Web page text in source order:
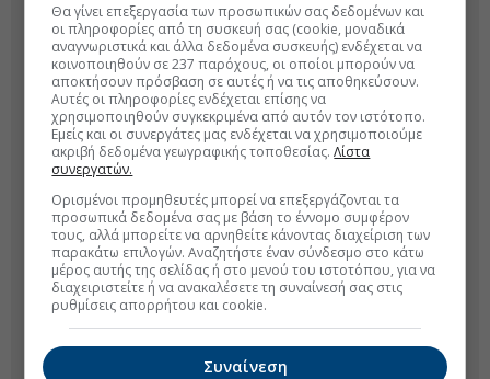
Θα γίνει επεξεργασία των προσωπικών σας δεδομένων και
οι πληροφορίες από τη συσκευή σας (cookie, μοναδικά
αναγνωριστικά και άλλα δεδομένα συσκευής) ενδέχεται να
κοινοποιηθούν σε 237 παρόχους, οι οποίοι μπορούν να
αποκτήσουν πρόσβαση σε αυτές ή να τις αποθηκεύσουν.
Αυτές οι πληροφορίες ενδέχεται επίσης να
χρησιμοποιηθούν συγκεκριμένα από αυτόν τον ιστότοπο.
Εμείς και οι συνεργάτες μας ενδέχεται να χρησιμοποιούμε
ακριβή δεδομένα γεωγραφικής τοποθεσίας.Λίστα
συνεργατών.
Ορισμένοι προμηθευτές μπορεί να επεξεργάζονται τα
προσωπικά δεδομένα σας με βάση το έννομο συμφέρον
τους, αλλά μπορείτε να αρνηθείτε κάνοντας διαχείριση των
παρακάτω επιλογών. Αναζητήστε έναν σύνδεσμο στο κάτω
μέρος αυτής της σελίδας ή στο μενού του ιστοτόπου, για να
διαχειριστείτε ή να ανακαλέσετε τη συναίνεσή σας στις
ρυθμίσεις απορρήτου και cookie.
Συναίνεση